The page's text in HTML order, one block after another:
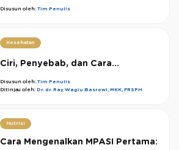
Disusun oleh: Tim Penulis
Kesehatan
Ciri, Penyebab, dan Cara...
Disusun oleh: Tim Penulis
Ditinjau oleh: Dr. dr. Ray Wagiu Basrowi, MKK, FRSPH
Nutrisi
Cara Mengenalkan MPASI Pertama: